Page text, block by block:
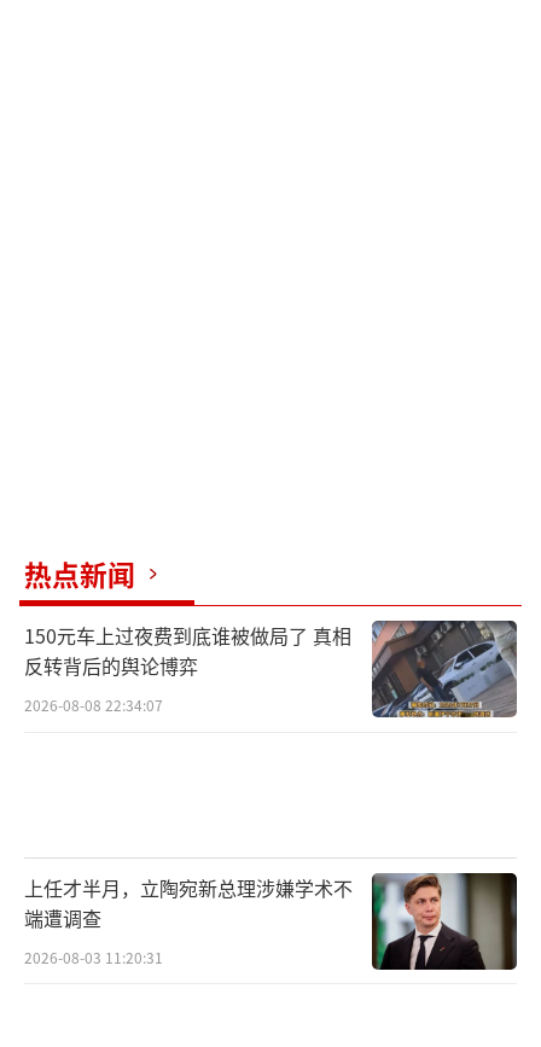
热点新闻
150元车上过夜费到底谁被做局了 真相
反转背后的舆论博弈
2026-08-08 22:34:07
上任才半月，立陶宛新总理涉嫌学术不
端遭调查
2026-08-03 11:20:31